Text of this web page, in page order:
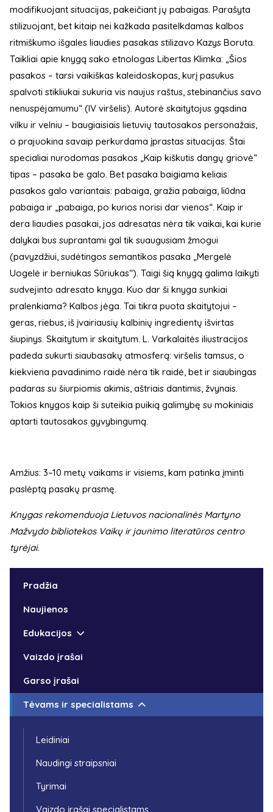
modifikuojant situacijas, pakeičiant jų pabaigas. Parašyta
stilizuojant, bet kitaip nei kažkada pasitelkdamas kalbos
ritmiškumo išgales liaudies pasakas stilizavo Kazys Boruta.
Taikliai apie knygą sako etnologas Libertas Klimka: „Šios
pasakos – tarsi vaikiškas kaleidoskopas, kurį pasukus
spalvoti stikliukai sukuria vis naujus raštus, stebinančius savo
nenuspėjamumu“ (IV viršelis). Autorė skaitytojus gąsdina
vilku ir velniu – baugiaisiais lietuvių tautosakos personažais,
o prajuokina savaip perkurdama įprastas situacijas. Štai
specialiai nurodomas pasakos „Kaip kiškutis dangų griovė“
tipas – pasaka be galo. Bet pasaka baigiama keliais
pasakos galo variantais: pabaiga, gražia pabaiga, liūdna
pabaiga ir „pabaiga, po kurios norisi dar vienos“. Kaip ir
dera liaudies pasakai, jos adresatas nėra tik vaikai, kai kurie
dalykai bus suprantami gal tik suaugusiam žmogui
(pavyzdžiui, sudėtingos semantikos pasaka „Mergelė
Uogelė ir berniukas Sūriukas“). Taigi šią knygą galima laikyti
sudvejinto adresato knyga. Kuo dar ši knyga sunkiai
pralenkiama? Kalbos jėga. Tai tikra puota skaitytojui –
geras, riebus, iš įvairiausių kalbinių ingredientų išvirtas
šiupinys. Skaitytum ir skaitytum. L. Varkalaitės iliustracijos
padeda sukurti siaubasakų atmosferą: viršelis tamsus, o
kiekviena pavadinimo raidė nėra tik raidė, bet ir siaubingas
padaras su šiurpiomis akimis, aštriais dantimis, žvynais.
Tokios knygos kaip ši suteikia puikią galimybę su mokiniais
aptarti tautosakos gyvybingumą.
Amžius: 3–10 metų vaikams ir visiems, kam patinka įminti
paslėptą pasakų prasmę.
Knygas rekomenduoja Lietuvos nacionalinės Martyno
Mažvydo bibliotekos Vaikų ir jaunimo literatūros centro
tyrėjai.
Pradžia
Naujienos
Edukacijos
Vaizdo įrašai
Garso įrašai
Tėvams ir specialistams
Leidiniai
Naudingi straipsniai
Tyrimai
Vaizdo įrašai specialistams